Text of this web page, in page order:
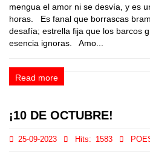
mengua el amor ni se desvía, y es
horas. Es fanal que borrascas
desafía; estrella fija que los barcos
esencia ignoras. Amo...
Read more
¡10 DE OCTUBRE!
25-09-2023 Hits: 1583